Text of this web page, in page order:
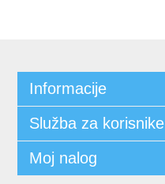
Informacije
Služba za korisnike
Moj nalog